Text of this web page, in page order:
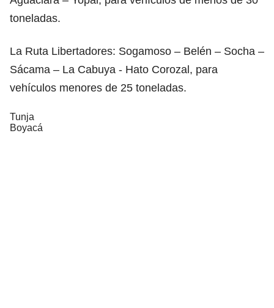
toneladas.
La Ruta Libertadores: Sogamoso – Belén – Socha –
Sácama – La Cabuya - Hato Corozal, para
vehículos menores de 25 toneladas.
Tunja
Boyacá